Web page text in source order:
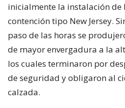
inicialmente la instalación de
contención tipo New Jersey.
paso de las horas se
de mayor envergadura a la
los cuales terminaron por
de seguridad y obligaron al
calzada.